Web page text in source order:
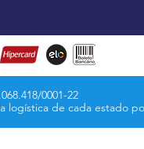
55.068.418/0001-
logística de cada estado